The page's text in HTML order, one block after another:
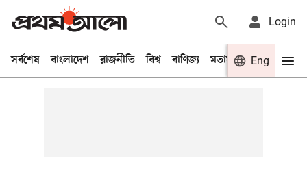
Login
সর্বশেষ বাংলাদেশ রাজনীতি বিশ্ব বাণিজ্য মতামত খেলা
Eng